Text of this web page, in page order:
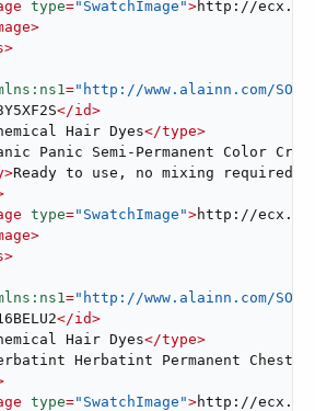
type="SwatchImage">http://
>
>
="http://www.alainn.com/
</id>
Hair Dyes</type>
Panic Semi-Permanent Color
>Ready to use, no mixing required
type="SwatchImage">http://
>
>
="http://www.alainn.com/
</id>
Hair Dyes</type>
Herbatint Permanent
type="SwatchImage">http://